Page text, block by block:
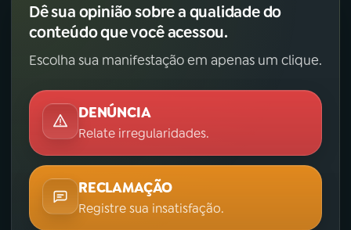
Dê sua opinião sobre a qualidade do
conteúdo que você acessou.
Escolha sua manifestação em apenas um clique.
DENÚNCIA
Relate irregularidades.
RECLAMAÇÃO
Registre sua insatisfação.